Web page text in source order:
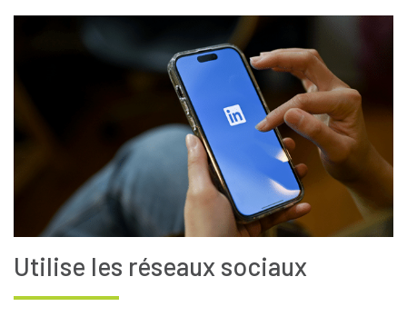
Utilise les réseaux sociaux